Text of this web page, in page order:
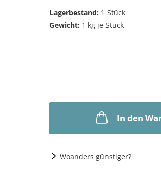
Lagerbestand: 1 Stück
Gewicht: 1 kg je Stück
In den
Woanders günstiger?